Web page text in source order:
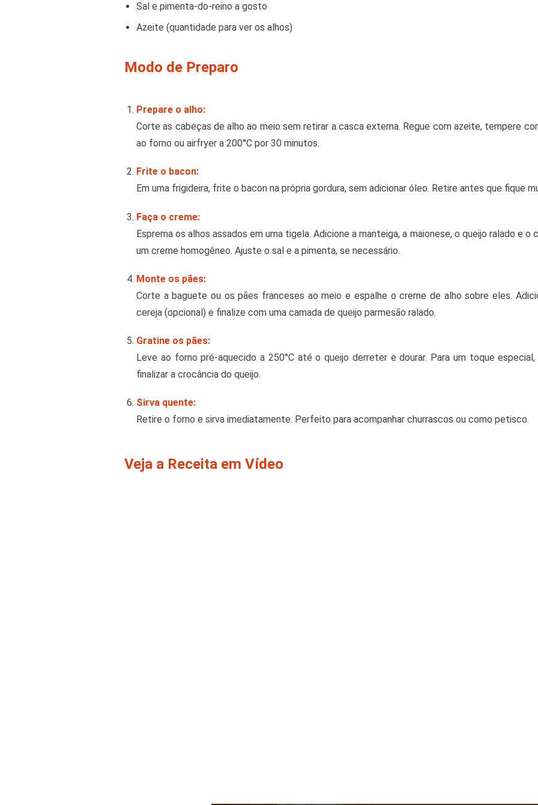
Sal e pimenta-do-reino a gosto
Azeite (quantidade para ver os alhos)
Modo de Preparo
Prepare o alho:
Corte as cabeças de alho ao meio sem retirar a casca externa. Regue com azeite, tempere
ao forno ou airfryer a 200°C por 30 minutos.
Frite o bacon:
Em uma frigideira, frite o bacon na própria gordura, sem adicionar óleo. Retire antes que fique
Faça o creme:
Esprema os alhos assados ​​em uma tigela. Adicione a manteiga, a maionese, o queijo ralado e
um creme homogêneo. Ajuste o sal e a pimenta, se necessário.
Monte os pães:
Corte a baguete ou os pães franceses ao meio e espalhe o creme de alho sobre eles.
cereja (opcional) e finalize com uma camada de queijo parmesão ralado.
Gratine os pães:
Leve ao forno pré-aquecido a 250°C até o queijo derreter e dourar. Para um toque
finalizar a crocância do queijo.
Sirva quente:
Retire o forno e sirva imediatamente. Perfeito para acompanhar churrascos ou como petisco.
Veja a Receita em Vídeo